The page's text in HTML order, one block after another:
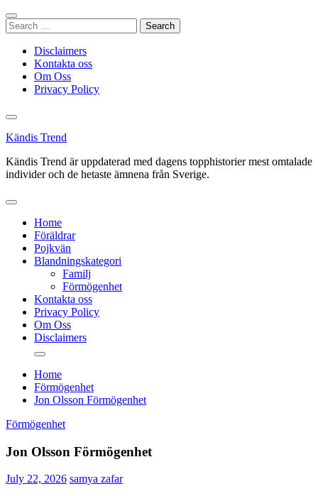
Skip
to
content
Search
for:
Disclaimers
Kontakta oss
Om Oss
Privacy Policy
Kändis Trend
Kändis Trend är uppdaterad med dagens topphistorier mest omtalade
individer och de hetaste ämnena från Sverige.
Home
Föräldrar
Pojkvän
Blandningskategori
Familj
Förmögenhet
Kontakta oss
Privacy Policy
Om Oss
Disclaimers
Home
Förmögenhet
Jon Olsson Förmögenhet
Förmögenhet
Jon Olsson Förmögenhet
July 22, 2026 samya zafar